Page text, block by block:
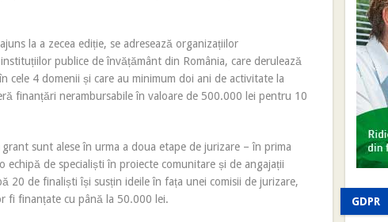
la a zecea ediție, se adresează organizațiilor
publice de învățământ din România, care derulează
cele 4 domenii și care au minimum doi ani de activitate la
finanțări nerambursabile în valoare de 500.000 lei pentru 10
sunt alese în urma a doua etape de jurizare – în prima
echipă de specialiști în proiecte comunitare și de angajații
20 de finaliști își susțin ideile în fața unei comisii de jurizare,
fi finanțate cu până la 50.000 lei.
GDPR